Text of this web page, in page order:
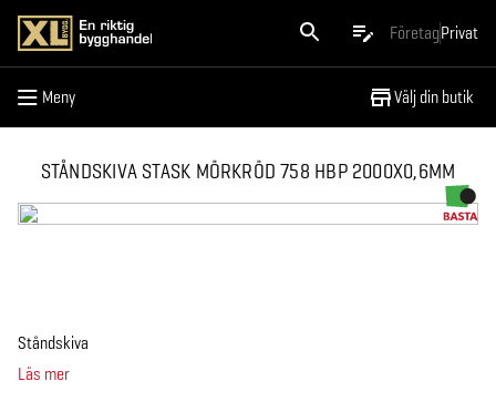
FöretagPrivat
Meny Välj din butik
Meny
STÅNDSKIVA STASK MÖRKRÖD 758 HBP 2000X0,6MM
Ståndskiva
Läs mer